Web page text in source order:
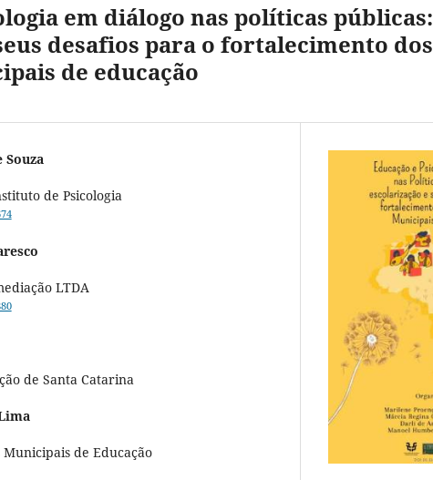
em diálogo nas políticas públicas:
desafios para o fortalecimento dos
de educação
Souza
de Psicologia
LTDA
de Santa Catarina
de Educação